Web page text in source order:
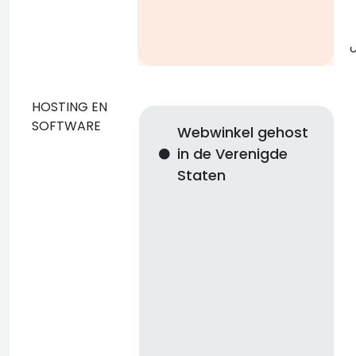
HOSTING EN
SOFTWARE
Webwinkel gehost
in de Verenigde
Staten